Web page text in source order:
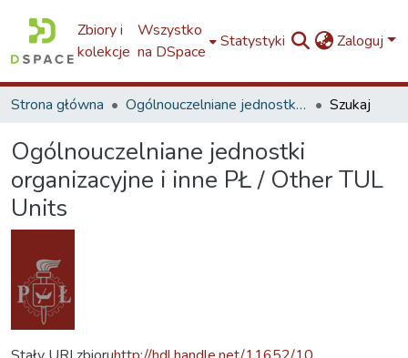
Zbiory i
kolekcje
Wszystko
na DSpace
Statystyki Zaloguj
Strona główna Ogólnouczelniane jednostki organizacyjne i inne PŁ / Other TUL Units Szukaj
Ogólnouczelniane jednostki
organizacyjne i inne PŁ / Other TUL
Units